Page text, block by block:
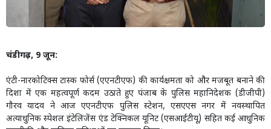
चंडीगढ़, 9 जून:
एंटी-नारकोटिक्स टास्क फोर्स (एएनटीएफ) की कार्यक्षमता को और मजबूत बनाने की
दिशा में एक महत्वपूर्ण कदम उठाते हुए पंजाब के पुलिस महानिदेशक (डीजीपी)
गौरव यादव ने आज एएनटीएफ पुलिस स्टेशन, एसएएस नगर में नवस्थापित
अत्याधुनिक स्पेशल इंटेलिजेंस एंड टेक्निकल यूनिट (एसआईटीयू) सहित कई आधुनिक